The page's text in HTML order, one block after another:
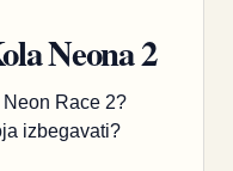
Neona 2
Race 2?
izbegavati?